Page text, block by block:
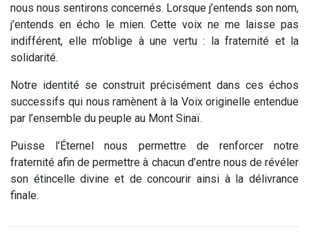
nous nous sentirons concernés. Lorsque j’entends son nom,
j’entends en écho le mien. Cette voix ne me laisse pas
indifférent, elle m’oblige à une vertu : la fraternité et la
solidarité.
Notre identité se construit précisément dans ces échos
successifs qui nous ramènent à la Voix originelle entendue
par l’ensemble du peuple au Mont Sinaï.
Puisse l’Éternel nous permettre de renforcer notre
fraternité afin de permettre à chacun d’entre nous de révéler
son étincelle divine et de concourir ainsi à la délivrance
finale.